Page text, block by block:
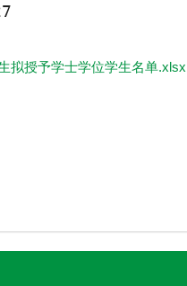
拟授予学士学位学生名单.xlsx